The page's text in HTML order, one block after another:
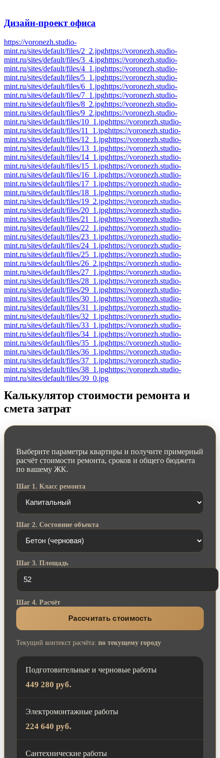
Дизайн-проектофиса
https://voronezh.studio-
mint.ru/sites/default/files/2_2.jpghttps://voronezh.studio-
mint.ru/sites/default/files/3_4.jpghttps://voronezh.studio-
mint.ru/sites/default/files/4_1.jpghttps://voronezh.studio-
mint.ru/sites/default/files/5_1.jpghttps://voronezh.studio-
mint.ru/sites/default/files/6_1.jpghttps://voronezh.studio-
mint.ru/sites/default/files/7_1.jpghttps://voronezh.studio-
mint.ru/sites/default/files/8_2.jpghttps://voronezh.studio-
mint.ru/sites/default/files/9_2.jpghttps://voronezh.studio-
mint.ru/sites/default/files/10_1.jpghttps://voronezh.studio-
mint.ru/sites/default/files/11_1.jpghttps://voronezh.studio-
mint.ru/sites/default/files/12_1.jpghttps://voronezh.studio-
mint.ru/sites/default/files/13_1.jpghttps://voronezh.studio-
mint.ru/sites/default/files/14_1.jpghttps://voronezh.studio-
mint.ru/sites/default/files/15_1.jpghttps://voronezh.studio-
mint.ru/sites/default/files/16_1.jpghttps://voronezh.studio-
mint.ru/sites/default/files/17_1.jpghttps://voronezh.studio-
mint.ru/sites/default/files/18_1.jpghttps://voronezh.studio-
mint.ru/sites/default/files/19_2.jpghttps://voronezh.studio-
mint.ru/sites/default/files/20_1.jpghttps://voronezh.studio-
mint.ru/sites/default/files/21_1.jpghttps://voronezh.studio-
mint.ru/sites/default/files/22_1.jpghttps://voronezh.studio-
mint.ru/sites/default/files/23_1.jpghttps://voronezh.studio-
mint.ru/sites/default/files/24_1.jpghttps://voronezh.studio-
mint.ru/sites/default/files/25_1.jpghttps://voronezh.studio-
mint.ru/sites/default/files/26_2.jpghttps://voronezh.studio-
mint.ru/sites/default/files/27_1.jpghttps://voronezh.studio-
mint.ru/sites/default/files/28_1.jpghttps://voronezh.studio-
mint.ru/sites/default/files/29_1.jpghttps://voronezh.studio-
mint.ru/sites/default/files/30_1.jpghttps://voronezh.studio-
mint.ru/sites/default/files/31_1.jpghttps://voronezh.studio-
mint.ru/sites/default/files/32_1.jpghttps://voronezh.studio-
mint.ru/sites/default/files/33_1.jpghttps://voronezh.studio-
mint.ru/sites/default/files/34_1.jpghttps://voronezh.studio-
mint.ru/sites/default/files/35_1.jpghttps://voronezh.studio-
mint.ru/sites/default/files/36_1.jpghttps://voronezh.studio-
mint.ru/sites/default/files/37_1.jpghttps://voronezh.studio-
mint.ru/sites/default/files/38_1.jpghttps://voronezh.studio-
mint.ru/sites/default/files/39_0.jpg
Калькулятор стоимости ремонта и
смета затрат
Выберите параметры квартиры и получите примерный
расчёт стоимости ремонта, сроков и общего бюджета
по вашему ЖК.
Шаг 1. Класс ремонта
Шаг 2. Состояние объекта
Шаг 3. Площадь
Шаг 4. Расчёт
Рассчитать стоимость
Текущий контекст расчёта: по текущему городу
Подготовительные и черновые работы
449 280 руб.
Электромонтажные работы
224 640 руб.
Сантехнические работы